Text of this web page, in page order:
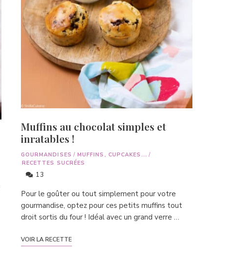
Muffins au chocolat simples et
inratables !
GOURMANDISES / MUFFINS, CUPCAKES... /
RECETTES SUCRÉES
13
Pour le goûter ou tout simplement pour votre
gourmandise, optez pour ces petits muffins tout
droit sortis du four ! Idéal avec un grand verre …
VOIR LA RECETTE